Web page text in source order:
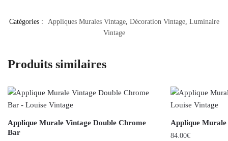
Catégories : Appliques Murales Vintage, Décoration Vintage, Luminaire
Vintage
Produits similaires
Applique Murale Vintage Double Chrome
Bar
Applique
84.00€